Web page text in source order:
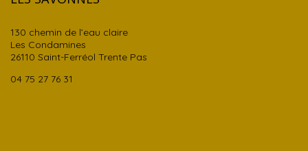
130 chemin de l’eau claire
Les Condamines
26110 Saint-Ferréol Trente Pas
04 75 27 76 31